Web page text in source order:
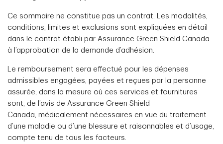
Ce sommaire ne constitue pas un contrat.
Les modalités,
conditions, limites et exclusions sont expliquées en détail
dans le contrat établi par Assurance Green Shield Canada
à l’approbation de la demande d’adhésion.
Le remboursement sera effectué pour les dépenses
admissibles engagées, payées et reçues par la personne
assurée, dans la mesure où ces services et fournitures
sont, de l’avis de Assurance Green Shield
Canada, médicalement nécessaires en vue du traitement
d’une maladie ou d’une blessure et raisonnables et d’usage,
compte tenu de tous les facteurs.